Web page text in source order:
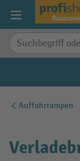
springen
Auffahrrampen